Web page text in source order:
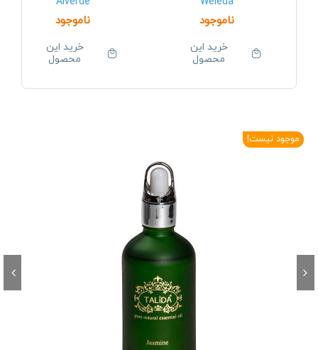
ناموجود
خرید این
محصول
ناموجود
خرید این
محصول
موجود نیست!